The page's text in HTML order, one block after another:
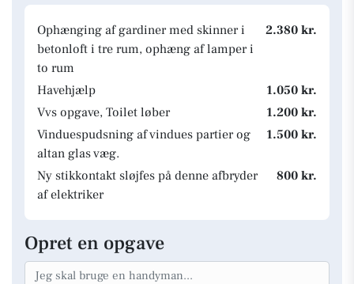
Ophænging af gardiner med skinner i
betonloft i tre rum, ophæng af lamper i
to rum
2.380 kr.
Havehjælp
1.050 kr.
Vvs opgave, Toilet løber
1.200 kr.
Vinduespudsning af vindues partier og
altan glas væg.
1.500 kr.
Ny stikkontakt sløjfes på denne afbryder
af elektriker
800 kr.
Opret en opgave